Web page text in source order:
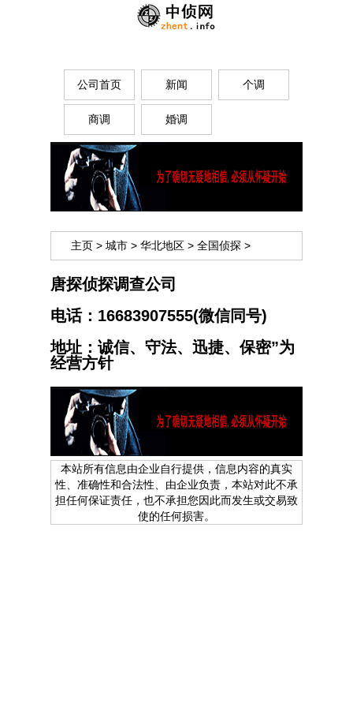
公司首页 新闻 个调
商调 婚调
主页 > 城市 > 华北地区 > 全国侦探 >
唐探侦探调查公司
电话： 16683907555(微信同号)
地址： 诚信、守法、迅捷、保密”为
经营方针
本站所有信息由企业自行提供，信息内容的真实
性、准确性和合法性、由企业负责，本站对此不承
担任何保证责任，也不承担您因此而发生或交易致
使的任何损害。